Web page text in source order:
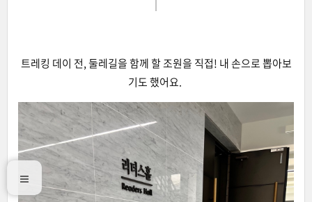
트레킹 데이 전, 둘레길을 함께 할 조원을 직접! 내 손으로 뽑아보
기도 했어요.